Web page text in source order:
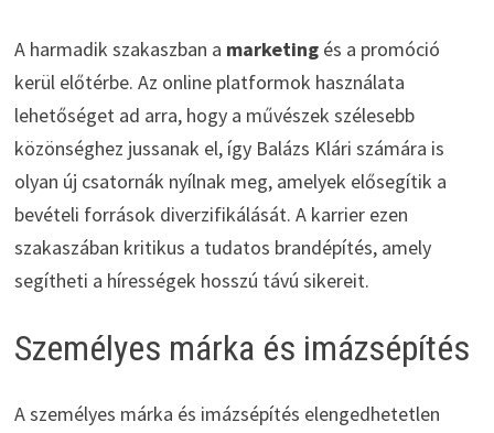
A harmadik szakaszban a marketingés a promóció
kerül előtérbe. Az online platformok használata
lehetőséget ad arra, hogy a művészek szélesebb
közönséghez jussanak el, így Balázs Klári számára is
olyan új csatornák nyílnak meg, amelyek elősegítik a
bevételi források diverzifikálását. A karrier ezen
szakaszában kritikus a tudatos brandépítés, amely
segítheti a hírességek hosszú távú sikereit.
Személyes márka és imázsépítés
A személyes márka és imázsépítés elengedhetetlen